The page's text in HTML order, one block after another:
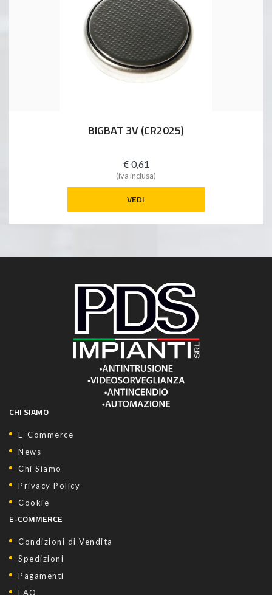
BIGBAT 3V (CR2025)
€ 0,61
(iva inclusa)
VEDI
CHI SIAMO
E-Commerce
News
Chi Siamo
Privacy Policy
Cookie
E-COMMERCE
Condizioni di Vendita
Spedizioni
Pagamenti
FAQ